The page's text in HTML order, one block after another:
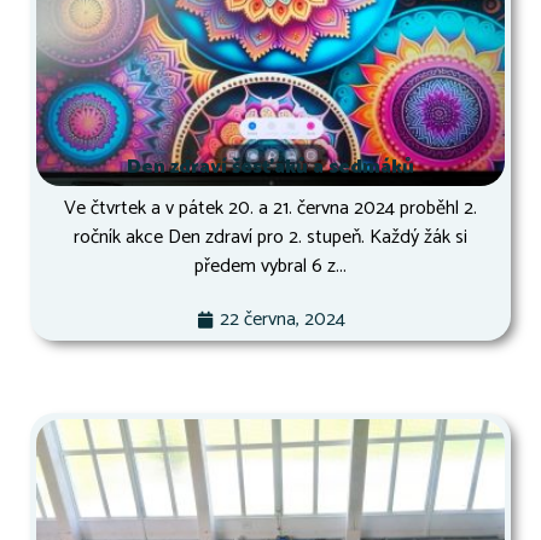
Den zdraví šesťáků a sedmáků
Ve čtvrtek a v pátek 20. a 21. června 2024 proběhl 2.
ročník akce Den zdraví pro 2. stupeň. Každý žák si
předem vybral 6 z...
22 června, 2024